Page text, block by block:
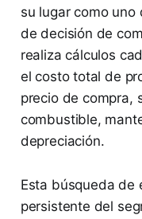
su lugar como
de decisión de
realiza cálculos
el costo total de
precio de compra,
combustible,
depreciación.
Esta búsqueda de
persistente del